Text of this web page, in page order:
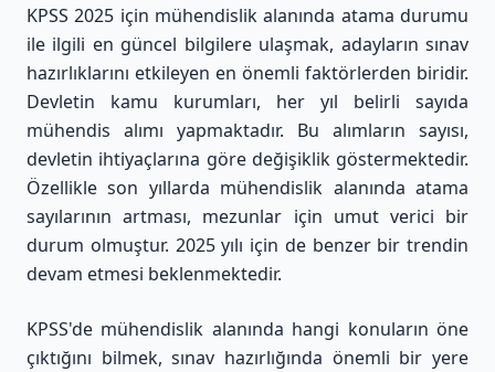
KPSS 2025 için mühendislik alanında atama durumu
ile ilgili en güncel bilgilere ulaşmak, adayların sınav
hazırlıklarını etkileyen en önemli faktörlerden biridir.
Devletin kamu kurumları, her yıl belirli sayıda
mühendis alımı yapmaktadır. Bu alımların sayısı,
devletin ihtiyaçlarına göre değişiklik göstermektedir.
Özellikle son yıllarda mühendislik alanında atama
sayılarının artması, mezunlar için umut verici bir
durum olmuştur. 2025 yılı için de benzer bir trendin
devam etmesi beklenmektedir.
KPSS'de mühendislik alanında hangi konuların öne
çıktığını bilmek, sınav hazırlığında önemli bir yere